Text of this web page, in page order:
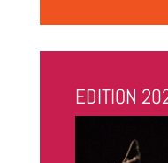
EDITION